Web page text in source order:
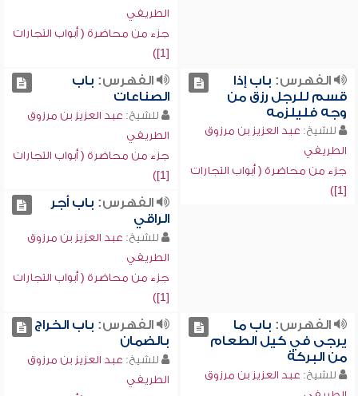
الطريفي
جزء من محاضرة ( أبواب التجارات
[1])
الفهرس: باب إذا
قسم للرجل رزق من
وجه فليلزمه
للشيخ: عبد العزيز بن مرزوق
الطريفي
جزء من محاضرة ( أبواب التجارات
[1])
الفهرس: باب
الصناعات
للشيخ: عبد العزيز بن مرزوق
الطريفي
جزء من محاضرة ( أبواب التجارات
[1])
الفهرس: باب أجر
الراقي
للشيخ: عبد العزيز بن مرزوق
الطريفي
جزء من محاضرة ( أبواب التجارات
[1])
الفهرس: باب ما
يرجى في كيل الطعام
من البركة
للشيخ: عبد العزيز بن مرزوق
الفهرس: باب الخراج
بالضمان
للشيخ: عبد العزيز بن مرزوق
الطريفي